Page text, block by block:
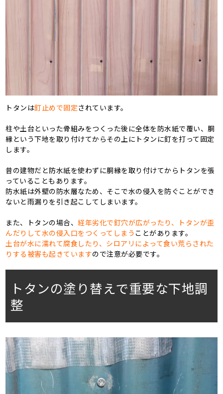
トタンは釘止めで固定されています。
柱や土台といった骨組みをつくった後に全体を防水紙で覆い、胴
縁という下地を取り付けてからその上にトタンに釘を打って固定
します。
昔の建物だと防水紙を使わずに胴縁を取り付けてからトタンを張
っていることもあります。
防水紙は外壁の防水層なため、そこで水の侵入を防ぐことができ
ないと雨漏りを引き起こしてしまいます。
また、トタンの場合、経年劣化で釘穴が広がったり、トタンが歪
んだりして水の侵入口をつくってしまう ことがあります。
土台が水に濡れて腐食したり、シロアリによって食い荒らされた
りする被害も起きていますので注意が必要です。
トタンの塗り替えで重要な下地調
整